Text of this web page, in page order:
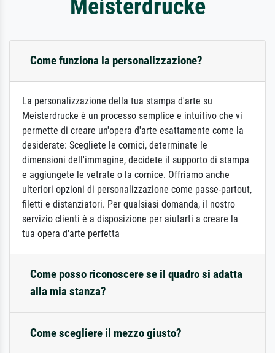
Meisterdrucke
Come funziona la personalizzazione?
La personalizzazione della tua stampa d'arte su
Meisterdrucke è un processo semplice e intuitivo che vi
permette di creare un'opera d'arte esattamente come la
desiderate: Scegliete le cornici, determinate le
dimensioni dell'immagine, decidete il supporto di stampa
e aggiungete le vetrate o la cornice. Offriamo anche
ulteriori opzioni di personalizzazione come passe-partout,
filetti e distanziatori. Per qualsiasi domanda, il nostro
servizio clienti è a disposizione per aiutarti a creare la
tua opera d'arte perfetta
Come posso riconoscere se il quadro si adatta
alla mia stanza?
Come scegliere il mezzo giusto?